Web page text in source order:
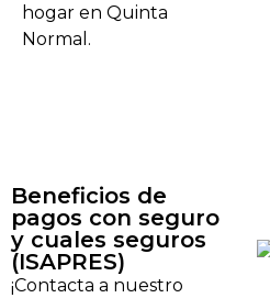
hogar en Quinta
Normal.
Beneficios de
pagos con seguro
y cuales seguros
(ISAPRES)
¡Contacta a nuestro